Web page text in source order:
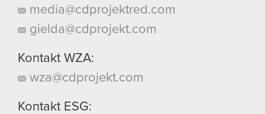
media@cdprojektred.com
gielda@cdprojekt.com
Kontakt WZA:
wza@cdprojekt.com
Kontakt ESG: